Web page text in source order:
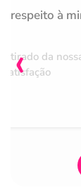
respeito à
da
‹